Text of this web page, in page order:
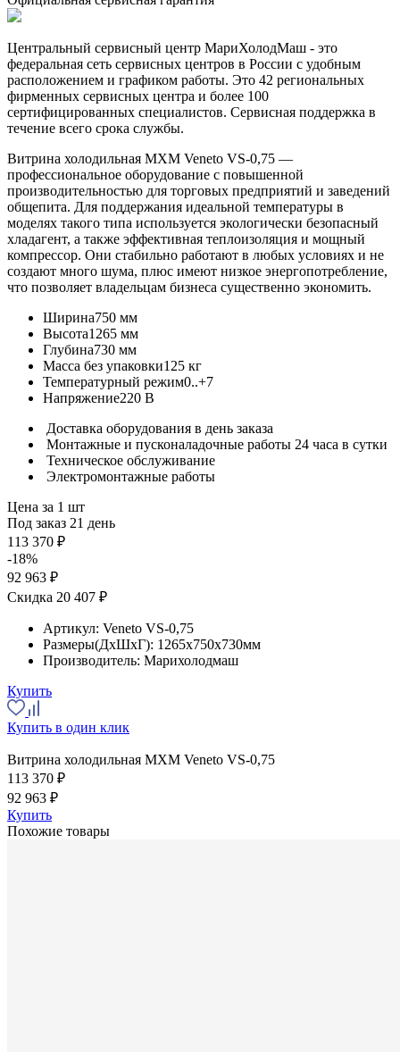
Центральный сервисный центр МариХолодМаш - это
федеральная сеть сервисных центров в России с удобным
расположением и графиком работы. Это 42 региональных
фирменных сервисных центра и более 100
сертифицированных специалистов. Сервисная поддержка в
течение всего срока службы.
Витрина холодильная МХМ Veneto VS-0,75 —
профессиональное оборудование с повышенной
производительностью для торговых предприятий и заведений
общепита. Для поддержания идеальной температуры в
моделях такого типа используется экологически безопасный
хладагент, а также эффективная теплоизоляция и мощный
компрессор. Они стабильно работают в любых условиях и не
создают много шума, плюс имеют низкое энергопотребление,
что позволяет владельцам бизнеса существенно экономить.
Ширина750 мм
Высота1265 мм
Глубина730 мм
Масса без упаковки125 кг
Температурный режим0..+7
Напряжение220 В
Доставка оборудования в день заказа
Монтажные и пусконаладочные работы 24 часа в сутки
Техническое обслуживание
Электромонтажные работы
Цена за 1 шт
Под заказ 21 день
113 370 ₽
-18%
92 963 ₽
Скидка 20 407 ₽
Артикул: Veneto VS-0,75
Размеры(ДхШхГ): 1265x750x730мм
Производитель: Марихолодмаш
Купить
Купить в один клик
Витрина холодильная МХМ Veneto VS-0,75
113 370 ₽
92 963 ₽
Купить
Похожие товары